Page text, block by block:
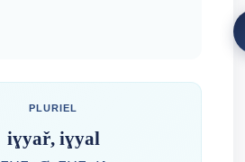
PLURIEL
iɣyař, iɣyal